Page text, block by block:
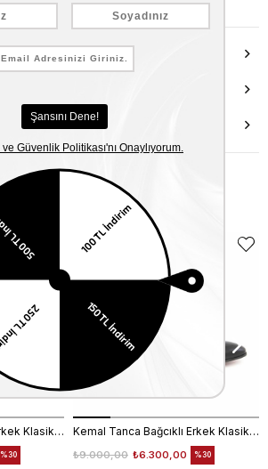
Benzer Ürünler
Kemal Tanca Bağcıklı Erkek Klasik Ayakkabı 700
%30
Kemal Tanca Bağcıklı Erkek Klasik Ayakkabı 700
₺6.300,00
₺9.000,00 %30
EKLE5
KODUYLA
İNDİRİM